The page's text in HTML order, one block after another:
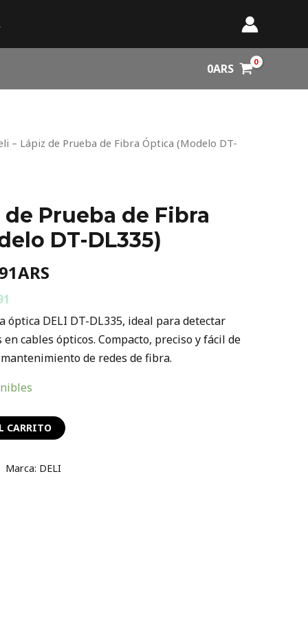
0ARS
– Lápiz de Prueba de Fibra Óptica (Modelo DT-
de Prueba de Fibra
DT-DL335)
ARS
Current
óptica DELI DT-DL335, ideal para detectar
cables ópticos. Compacto, preciso y fácil de
de redes de fibra.
CARRITO
Marca: DELI